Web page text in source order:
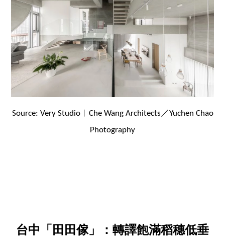
Source: Very Studio︱Che Wang Architects／Yuchen Chao
Photography
台中「田田傢」：轉譯飽滿稻穗低垂